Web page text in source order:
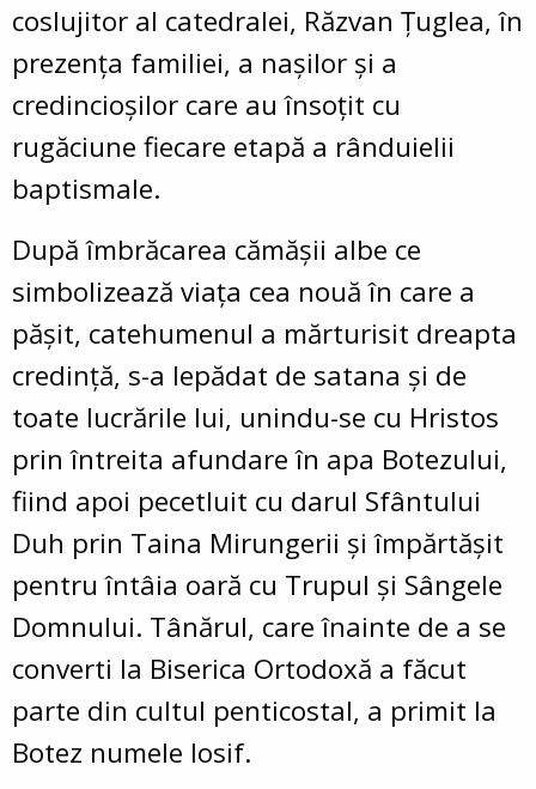
coslujitor al catedralei, Răzvan Țuglea, în
prezența familiei, a nașilor și a
credincioșilor care au însoțit cu
rugăciune fiecare etapă a rânduielii
baptismale.
După îmbrăcarea cămășii albe ce
simbolizează viața cea nouă în care a
pășit, catehumenul a mărturisit dreapta
credință, s-a lepădat de satana și de
toate lucrările lui, unindu-se cu Hristos
prin întreita afundare în apa Botezului,
fiind apoi pecetluit cu darul Sfântului
Duh prin Taina Mirungerii și împărtășit
pentru întâia oară cu Trupul și Sângele
Domnului. Tânărul, care înainte de a se
converti la Biserica Ortodoxă a făcut
parte din cultul penticostal, a primit la
Botez numele Iosif.